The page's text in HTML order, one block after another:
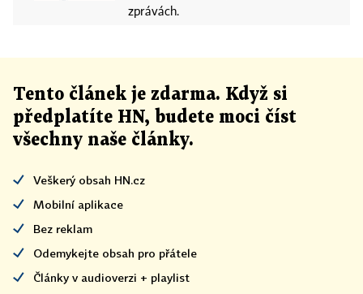
zprávách.
Tento článek je zdarma. Když si
předplatíte HN, budete moci číst
všechny naše články.
Veškerý obsah HN.cz
Mobilní aplikace
Bez reklam
Odemykejte obsah pro přátele
Články v audioverzi + playlist